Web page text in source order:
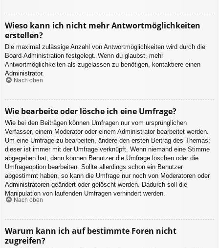
Wieso kann ich nicht mehr Antwortmöglichkeiten
erstellen?
Die maximal zulässige Anzahl von Antwortmöglichkeiten wird durch die
Board-Administration festgelegt. Wenn du glaubst, mehr
Antwortmöglichkeiten als zugelassen zu benötigen, kontaktiere einen
Administrator.
Nach oben
Wie bearbeite oder lösche ich eine Umfrage?
Wie bei den Beiträgen können Umfragen nur vom ursprünglichen
Verfasser, einem Moderator oder einem Administrator bearbeitet werden.
Um eine Umfrage zu bearbeiten, ändere den ersten Beitrag des Themas;
dieser ist immer mit der Umfrage verknüpft. Wenn niemand eine Stimme
abgegeben hat, dann können Benutzer die Umfrage löschen oder die
Umfrageoption bearbeiten. Sollte allerdings schon ein Benutzer
abgestimmt haben, so kann die Umfrage nur noch von Moderatoren oder
Administratoren geändert oder gelöscht werden. Dadurch soll die
Manipulation von laufenden Umfragen verhindert werden.
Nach oben
Warum kann ich auf bestimmte Foren nicht
zugreifen?